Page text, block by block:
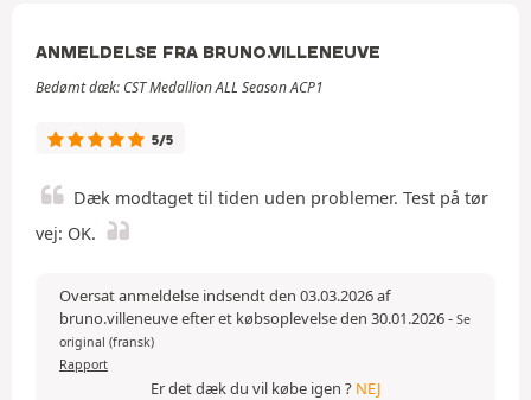
ANMELDELSE FRA BRUNO.VILLENEUVE
Bedømt dæk: CST Medallion ALL Season ACP1
5/5
Dæk modtaget til tiden uden problemer. Test på tør
vej: OK.
Oversat anmeldelse indsendt den 03.03.2026 af
bruno.villeneuve efter et købsoplevelse den 30.01.2026- Se
original (fransk)
Rapport
Er det dæk du vil købe igen ? NEJ